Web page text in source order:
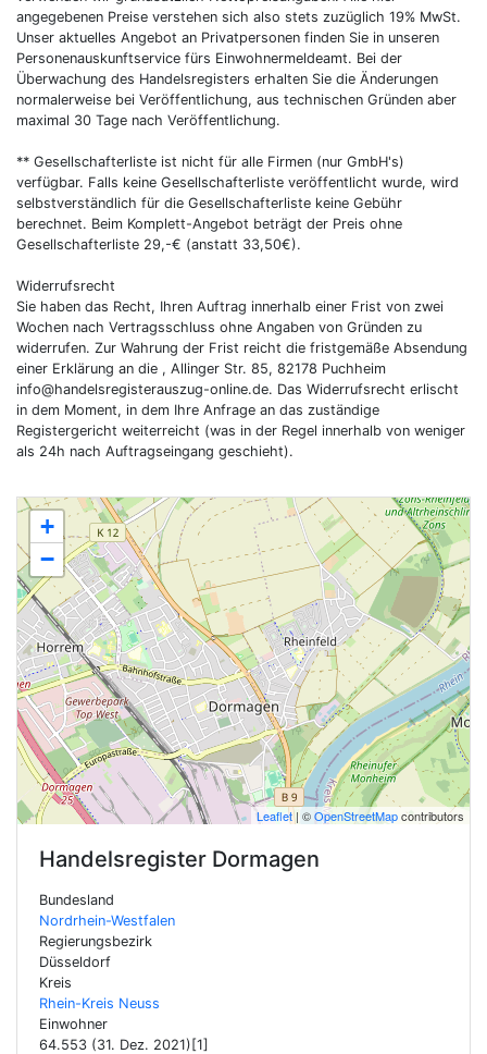
+
−
Leaflet| ©OpenStreetMapcontributors
Handelsregister Dormagen
Bundesland
Nordrhein-Westfalen
Regierungsbezirk
Düsseldorf
Kreis
Rhein-Kreis Neuss
Einwohner
64.553 (31. Dez. 2021)[1]
angegebenen Preise verstehen sich also stets zuzüglich 19% MwSt.
Unser aktuelles Angebot an Privatpersonen finden Sie in unseren
Personenauskunftservice fürs Einwohnermeldeamt. Bei der
Überwachung des Handelsregisters erhalten Sie die Änderungen
normalerweise bei Veröffentlichung, aus technischen Gründen aber
maximal 30 Tage nach Veröffentlichung.
** Gesellschafterliste ist nicht für alle Firmen (nur GmbH's)
verfügbar. Falls keine Gesellschafterliste veröffentlicht wurde, wird
selbstverständlich für die Gesellschafterliste keine Gebühr
berechnet. Beim Komplett-Angebot beträgt der Preis ohne
Gesellschafterliste 29,-€ (anstatt 33,50€).
Widerrufsrecht
Sie haben das Recht, Ihren Auftrag innerhalb einer Frist von zwei
Wochen nach Vertragsschluss ohne Angaben von Gründen zu
widerrufen. Zur Wahrung der Frist reicht die fristgemäße Absendung
einer Erklärung an die , Allinger Str. 85, 82178 Puchheim
info@handelsregisterauszug-online.de. Das Widerrufsrecht erlischt
in dem Moment, in dem Ihre Anfrage an das zuständige
Registergericht weiterreicht (was in der Regel innerhalb von weniger
als 24h nach Auftragseingang geschieht).